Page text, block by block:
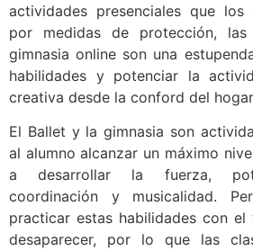
actividades presenciales que los
por medidas de protección,
gimnasia online son una
habilidades y potenciar la
creativa desde la conford del
El Ballet y la gimnasia son
al alumno alcanzar un máximo
a desarrollar la fuerza,
coordinación y musicalidad.
practicar estas habilidades con el
desaparecer, por lo que las